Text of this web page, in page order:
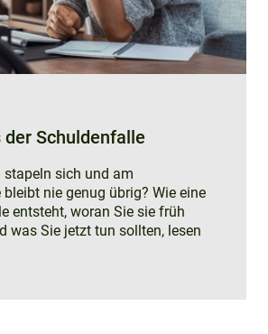
der Schuldenfalle
stapeln sich und am
nie genug übrig? Wie eine
entsteht, woran Sie sie früh
was Sie jetzt tun sollten, lesen